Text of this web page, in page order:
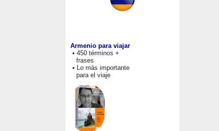
Armenio para viajar
• 450 términos +
frases
• Lo más importante
para el viaje